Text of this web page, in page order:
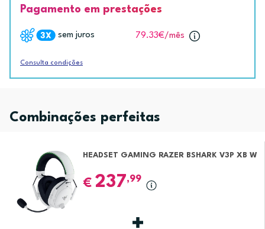
Pagamento em prestações
sem juros 79.33€/mês
Consulta condições
Combinações perfeitas
HEADSET GAMING RAZER BSHARK V3P XB W
€ 237,99